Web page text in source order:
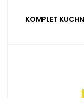
KOMPLET